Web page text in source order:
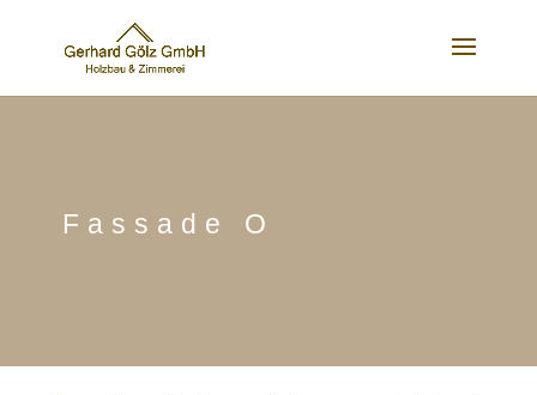
Fassade O